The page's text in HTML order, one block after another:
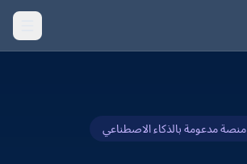
منصة مدعومة بالذكاء الاصطناعي